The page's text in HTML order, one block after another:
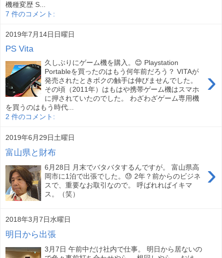
機種変歴 S...
7 件のコメント:
2019年7月14日日曜日
PS Vita
›
久しぶりにゲーム機を購入。😊 Playstation
Portableを買ったのはもう何年前だろう？ VITAが
発売されたときボクの触手は伸びませんでした。
その頃（2011年）はもはや携帯ゲーム機はスマホ
に押されていたのでした。 わざわざゲーム専用機
を買うのはもう時代...
2 件のコメント:
2019年6月29日土曜日
富山県と財布
›
6月28日 月末でバタバタするんですが。 富山県高
岡市に1泊で出張でした。😓 2年？前からのビジネ
スで、重要なお取引なので。 呼ばれればイキマ
ス。（笑）
2018年3月7日水曜日
明日から出張
3月7日 午前中だけ社内で仕事。 明日から居ないの